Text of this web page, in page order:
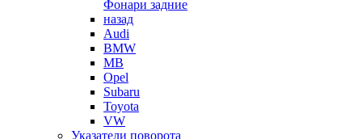
Фонари задние
назад
Audi
BMW
MB
Opel
Subaru
Toyota
VW
Указатели поворота